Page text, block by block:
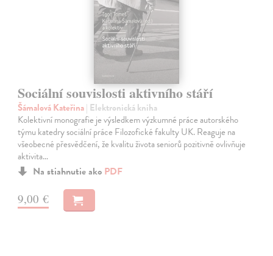
Sociální souvislosti aktivního stáří
Šámalová Kateřina| Elektronická kniha
Kolektivní monografie je výsledkem výzkumné práce autorského
týmu katedry sociální práce Filozofické fakulty UK. Reaguje na
všeobecné přesvědčení, že kvalitu života seniorů pozitivně ovlivňuje
aktivita…
Na stiahnutie ako PDF
9,00 €